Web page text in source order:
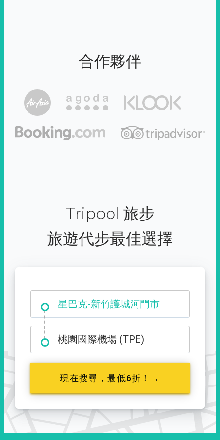
合作夥伴
Tripool 旅步
旅遊代步最佳選擇
星巴克-新竹護城河門市
大霸尖山登山口
桃園國際機場 (TPE)
現在搜尋，最低6折！→